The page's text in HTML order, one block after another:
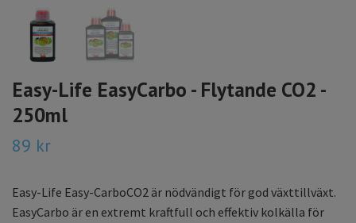
Easy-Life EasyCarbo - Flytande CO2 -
250ml
89 kr
Easy-Life Easy-CarboCO2 är nödvändigt för god växttillväxt.
EasyCarbo är en extremt kraftfull och effektiv kolkälla för